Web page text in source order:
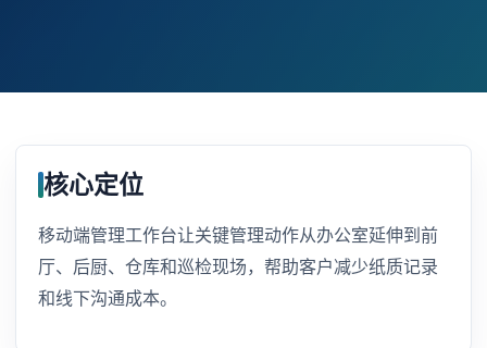
核心定位
移动端管理工作台让关键管理动作从办公室延伸到前
厅、后厨、仓库和巡检现场，帮助客户减少纸质记录
和线下沟通成本。